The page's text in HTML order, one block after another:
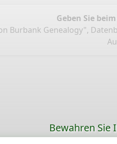
Geben Sie
Burbank Genealogy",
Bewahren Sie